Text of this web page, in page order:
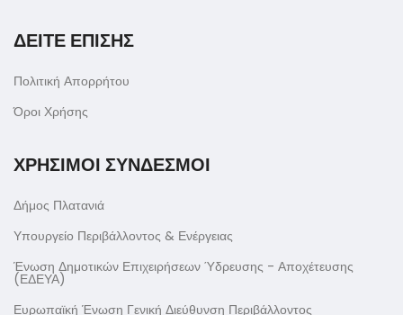
ΔΕΙΤΕ ΕΠΙΣΗΣ
Πολιτική Απορρήτου
Όροι Χρήσης
ΧΡΗΣΙΜΟΙ ΣΥΝΔΕΣΜΟΙ
Δήμος Πλατανιά
Υπουργείο Περιβάλλοντος & Ενέργειας
Ένωση Δημοτικών Επιχειρήσεων Ύδρευσης - Αποχέτευσης
(ΕΔΕΥΑ)
Ευρωπαϊκή Ένωση Γενική Διεύθυνση Περιβάλλοντος